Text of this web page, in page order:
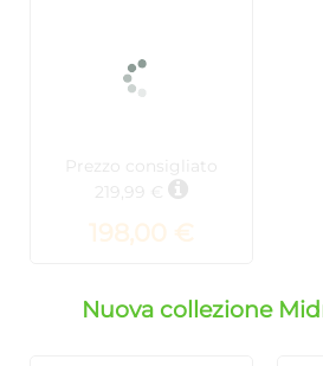
Prezzo consigliato
219,99 €
198,00 €
Nuova collezione